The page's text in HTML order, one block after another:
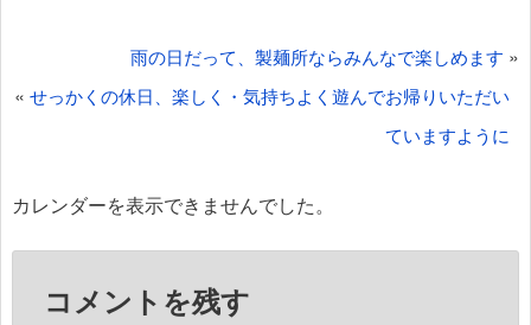
稿
ゲ
雨の日だって、製麺所ならみんなで楽しめます »
«せっかくの休日、楽しく・気持ちよく遊んでお帰りいただい
ていますように
カレンダーを表示できませんでした。
コメントを残す